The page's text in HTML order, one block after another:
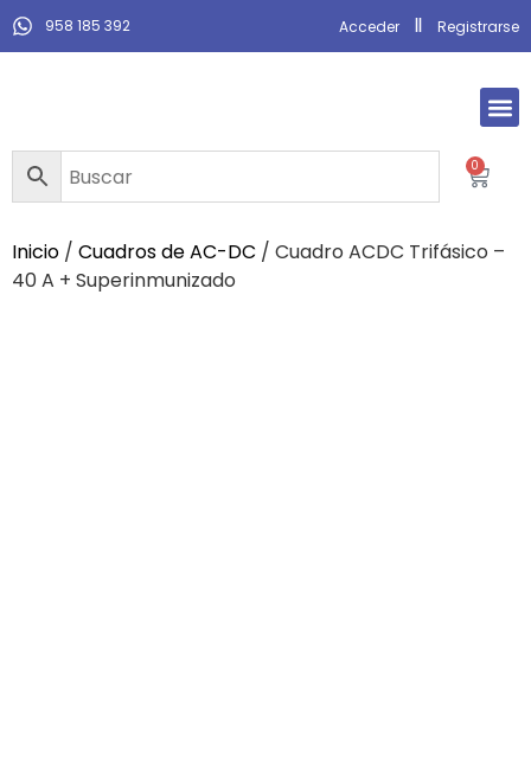
958 185 392 Acceder Registrarse
0
Inicio / Cuadros de AC-DC / Cuadro ACDC Trifásico –
40 A + Superinmunizado